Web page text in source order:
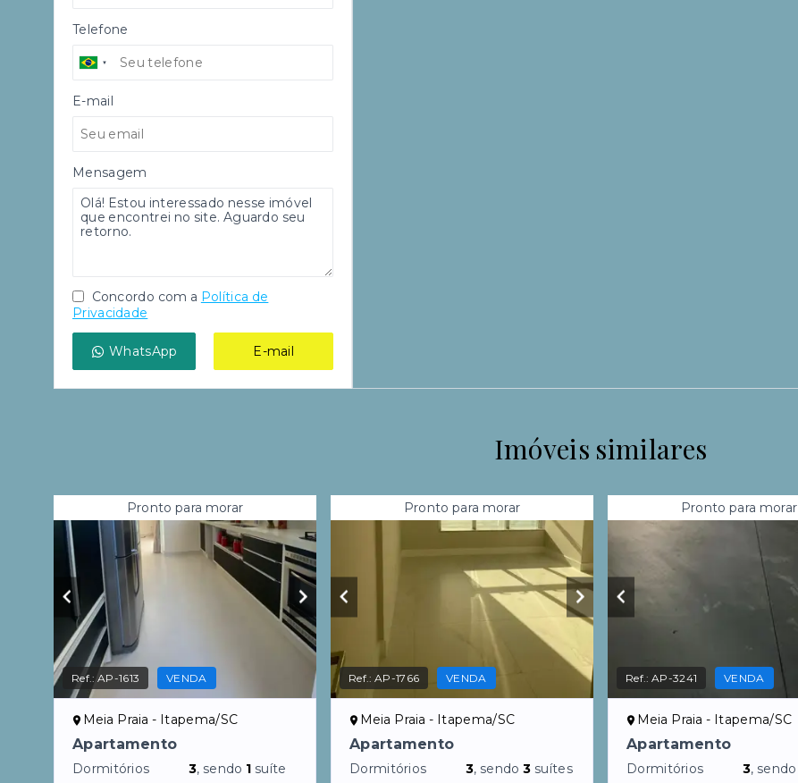
Telefone
E-mail
Mensagem
Concordo com a Política de
Privacidade
WhatsApp E-mail
Imóveis similares
Pronto para morar
Ref.:AP-1613 VENDA
Meia Praia - Itapema/SC
Apartamento
Dormitórios 3, sendo 1 suíte
Pronto para morar
Ref.:AP-1766 VENDA
Meia Praia - Itapema/SC
Apartamento
Dormitórios 3, sendo3 suítes
Pronto para morar
Ref.:AP-3241 VENDA
Meia Praia - Itapema/SC
Apartamento
Dormitórios 3, sendo